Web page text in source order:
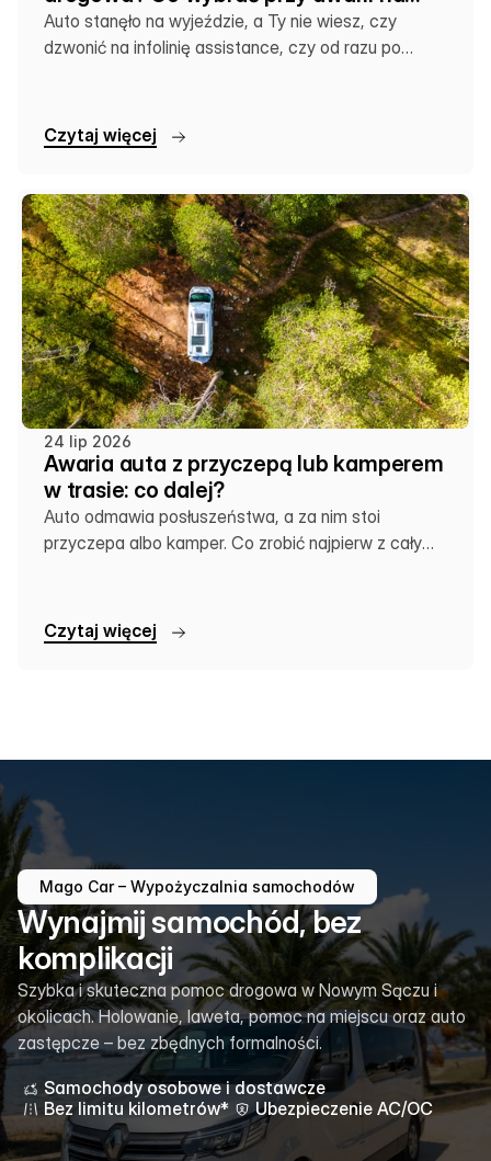
wakacjach
Auto stanęło na wyjeździe, a Ty nie wiesz, czy
dzwonić na infolinię assistance, czy od razu po
Czytaj więcej
24 lip 2026
Awaria auta z przyczepą lub kamperem
w trasie: co dalej?
Auto odmawia posłuszeństwa, a za nim stoi
przyczepa albo kamper. Co zrobić najpierw z całym
Czytaj więcej
Mago Car – Wypożyczalnia samochodów
Wynajmij samochód, bez
komplikacji
Szybka i skuteczna pomoc drogowa w Nowym Sączu i
okolicach. Holowanie, laweta, pomoc na miejscu oraz auto
zastępcze – bez zbędnych formalności.
Samochody osobowe i dostawcze
Bez limitu kilometrów*
Ubezpieczenie AC/OC